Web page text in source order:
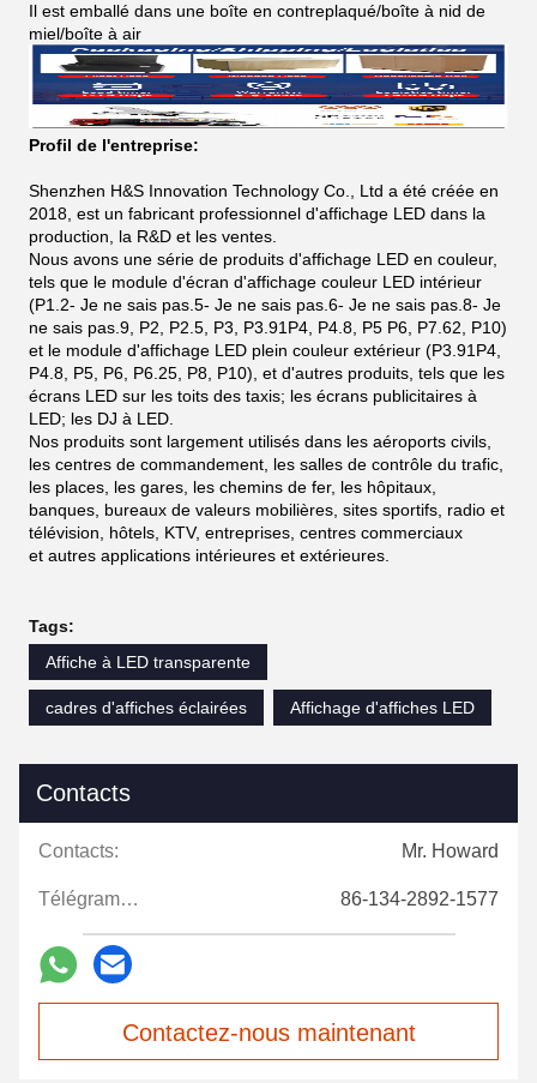
Il est emballé dans une boîte en contreplaqué/boîte à nid de
miel/boîte à air
Profil de l'entreprise:
Shenzhen H&S Innovation Technology Co., Ltd a été créée en
2018, est un fabricant professionnel d'affichage LED dans la
production, la R&D et les ventes.
Nous avons une série de produits d'affichage LED en couleur,
tels que le module d'écran d'affichage couleur LED intérieur
(P1.2- Je ne sais pas.5- Je ne sais pas.6- Je ne sais pas.8- Je
ne sais pas.9, P2, P2.5, P3, P3.91P4, P4.8, P5 P6, P7.62, P10)
et le module d'affichage LED plein couleur extérieur (P3.91P4,
P4.8, P5, P6, P6.25, P8, P10), et d'autres produits, tels que les
écrans LED sur les toits des taxis; les écrans publicitaires à
LED; les DJ à LED.
Nos produits sont largement utilisés dans les aéroports civils,
les centres de commandement, les salles de contrôle du trafic,
les places, les gares, les chemins de fer, les hôpitaux,
banques, bureaux de valeurs mobilières, sites sportifs, radio et
télévision, hôtels, KTV, entreprises, centres commerciaux
et autres applications intérieures et extérieures.
Tags:
Affiche à LED transparente
cadres d'affiches éclairées Affichage d'affiches LED
Contacts
Contacts: Mr. Howard
Télégramme: 86-134-2892-1577
Contactez-nous maintenant